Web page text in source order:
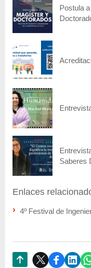
Postula
Saberes
Enlaces
4º Festival de